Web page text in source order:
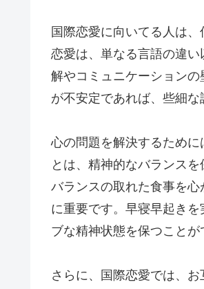
国際恋愛に向いてる人は
恋愛は、単なる言語の違
解やコミュニケーション
が不安定であれば、些細な
心の問題を解決するため
とは、精神的なバランス
バランスの取れた食事を
に重要です。早寝早起き
ブな精神状態を保つことが
さらに、国際恋愛では、